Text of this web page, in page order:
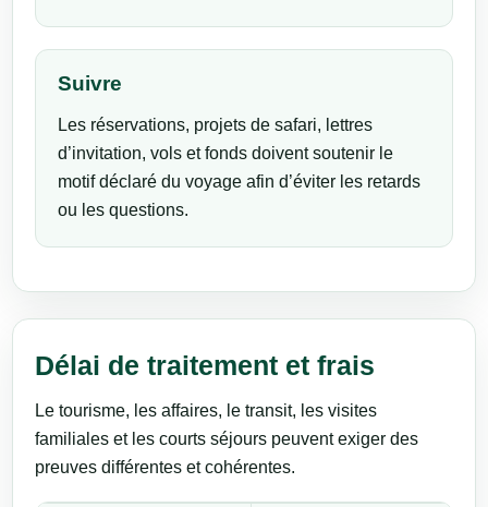
Suivre
Les réservations, projets de safari, lettres
d’invitation, vols et fonds doivent soutenir le
motif déclaré du voyage afin d’éviter les retards
ou les questions.
Délai de traitement et frais
Le tourisme, les affaires, le transit, les visites
familiales et les courts séjours peuvent exiger des
preuves différentes et cohérentes.